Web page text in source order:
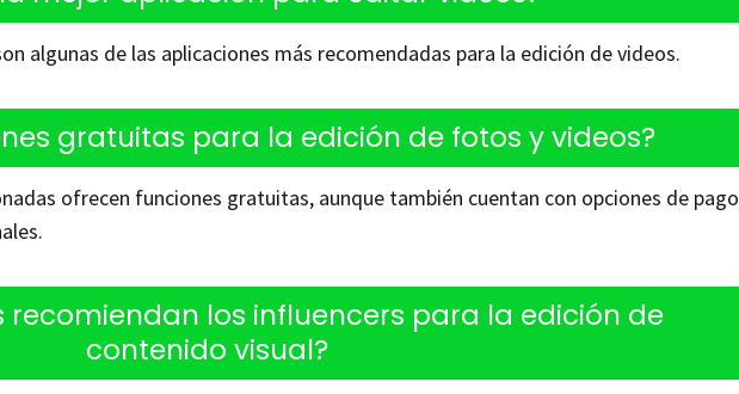
algunas de las aplicaciones más recomendadas para la edición de videos.
gratuitas para la edición de fotos y videos?
ofrecen funciones gratuitas, aunque también cuentan con opciones de pago
recomiendan los influencers para la edición de
contenido visual?